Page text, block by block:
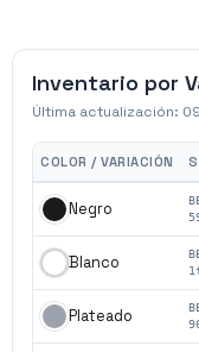
Inventario por
Última actualización:
COLOR / VARIACIÓN
Negro
Blanco
Plateado